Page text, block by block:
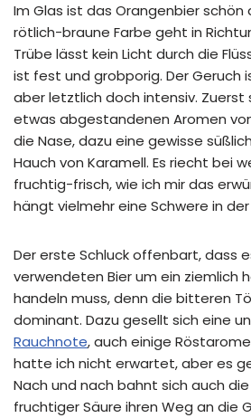
Im Glas ist das Orangenbier schön
rötlich-braune Farbe geht in
Trübe lässt kein Licht durch die
ist fest und grobporig. Der Geruch
aber letztlich doch intensiv. Zuerst
etwas abgestandenen Aromen
die Nase, dazu eine gewisse
Hauch von Karamell. Es riecht bei
fruchtig-frisch, wie ich mir das
hängt vielmehr eine Schwere in der
Der erste Schluck offenbart, dass
verwendeten Bier um ein ziemlich
handeln muss, denn die bitteren
dominant. Dazu gesellt sich eine
Rauchnote, auch einige
hatte ich nicht erwartet, aber es
Nach und nach bahnt sich auch
fruchtiger Säure ihren Weg an die